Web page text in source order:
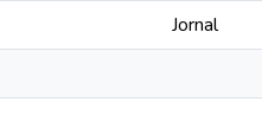
Jornal